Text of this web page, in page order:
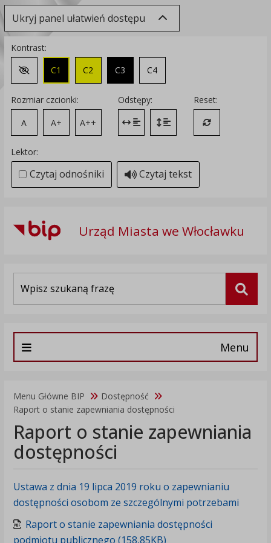
Ukryj panel ułatwień dostępu
Kontrast:
Zmień kontrast na domyślny
C1 C2 C3 C4
Rozmiar czcionki:
A
A+ A++
Odstępy:
Zmień odstęp między literami
Zmień interlinię i margines
Reset:
Przywróć
Lektor:
Czytaj odnośniki Czytaj tekst
Urząd Miasta we Włocławku
Menu
Menu Główne BIP
Dostępność
Raport o stanie zapewniania dostępności
Raport o stanie zapewniania
dostępności
Ustawa z dnia 19 lipca 2019 roku o zapewnianiu
dostępności osobom ze szczególnymi potrzebami
Raport o stanie zapewniania dostępności
podmiotu publicznego (158,85KB)